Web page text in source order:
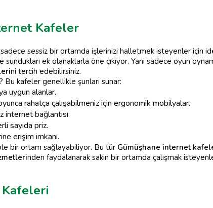
Kafeler
sessiz bir ortamda işlerinizi halletmek isteyenler için
ek olanaklarla öne çıkıyor. Yani sadece oyun
ni tercih edebilirsiniz.
Bu kafeler genellikle şunları sunar:
uygun alanlar.
rahatça çalışabilmeniz için ergonomik mobilyalar.
internet bağlantısı.
sayıda priz.
erişim imkanı.
bir ortam sağlayabiliyor. Bu tür Gümüşhane internet
nden faydalanarak sakin bir ortamda çalışmak
Kafeleri